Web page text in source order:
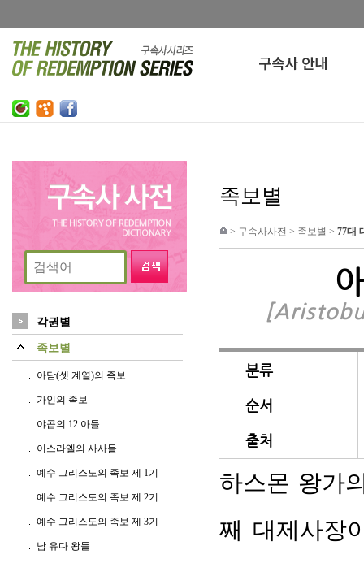
각권별
족보별
아담(셋 계열)의 족보
가인의 족보
야곱의 12 아들
이스라엘의 사사들
예수 그리스도의 족보 제 1기
예수 그리스도의 족보 제 2기
예수 그리스도의 족보 제 3기
남 유다 왕들
족보별
> 구속사사전 > 족보별 > 77대
분류
순서
출처
하스몬 왕가
째 대제사장